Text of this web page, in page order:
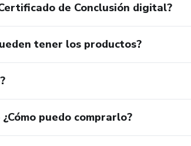
de Conclusión digital?
tener los productos?
puedo comprarlo?